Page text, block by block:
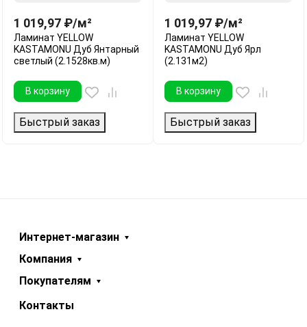
1 019,97 ₽/м²
Ламинат YELLOW
KASTAMONU Дуб Янтарный
светлый (2.1528кв.м)
В корзину
Быстрый заказ
1 019,97 ₽/м²
Ламинат YELLOW
KASTAMONU Дуб Ярл
(2.131м2)
В корзину
Быстрый заказ
Интернет-магазин
Компания
Покупателям
Контакты